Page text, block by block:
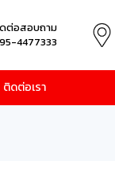
ต่อสอบถาม
4477333
ติดต่อเรา